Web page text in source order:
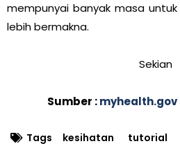
mempunyai banyak masa
lebih bermakna.
Sekian
Sumber :myhealth.gov
Tags kesihatan tutorial